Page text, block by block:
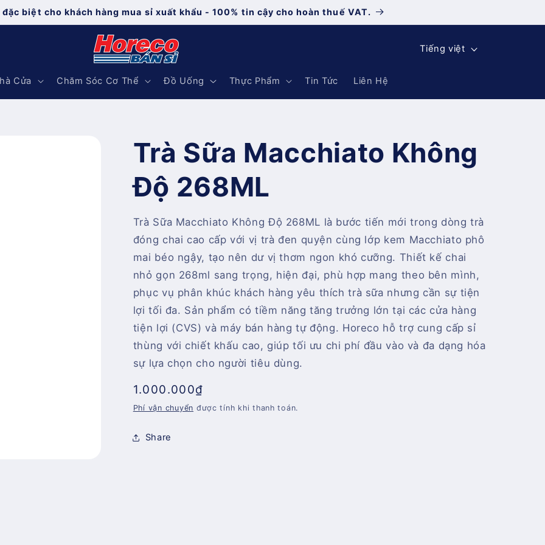
biệt cho khách hàng mua sỉ xuất khẩu - 100% tin cậy cho hoàn thuế VAT.
Cửa Chăm Sóc Cơ Thể Đồ Uống Thực Phẩm Tin Tức Liên Hệ
N
g
ữ
Tiếng việt
Trà Sữa Macchiato Không
Độ 268ML
Trà Sữa Macchiato Không Độ 268ML là bước tiến mới trong dòng trà
đóng chai cao cấp với vị trà đen quyện cùng lớp kem Macchiato phô
mai béo ngậy, tạo nên dư vị thơm ngon khó cưỡng. Thiết kế chai
nhỏ gọn 268ml sang trọng, hiện đại, phù hợp mang theo bên mình,
phục vụ phân khúc khách hàng yêu thích trà sữa nhưng cần sự tiện
lợi tối đa. Sản phẩm có tiềm năng tăng trưởng lớn tại các cửa hàng
tiện lợi (CVS) và máy bán hàng tự động. Horeco hỗ trợ cung cấp sỉ
thùng với chiết khấu cao, giúp tối ưu chi phí đầu vào và đa dạng hóa
sự lựa chọn cho người tiêu dùng.
Giá
thông
1.000.000₫
Phí vận chuyển được tính khi thanh toán.
Share